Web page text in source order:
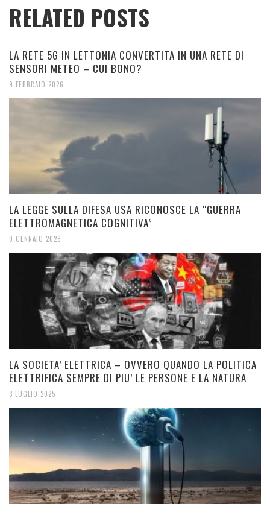
RELATED POSTS
LA RETE 5G IN LETTONIA CONVERTITA IN UNA RETE DI
SENSORI METEO – CUI BONO?
9 FEBBRAIO 2026
LA LEGGE SULLA DIFESA USA RICONOSCE LA “GUERRA
ELETTROMAGNETICA COGNITIVA”
9 GENNAIO 2026
LA SOCIETA’ ELETTRICA – OVVERO QUANDO LA POLITICA
ELETTRIFICA SEMPRE DI PIU’ LE PERSONE E LA NATURA
3 LUGLIO 2025